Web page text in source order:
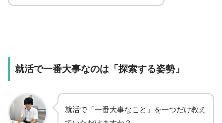
就活で一番大事なのは「探索する姿勢」
就活で「一番大事なこと」を一つだけ教え